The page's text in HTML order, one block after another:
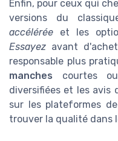
Enfin, pour ceux qui
versions du
accélérée et les
Essayez avant
responsable plus
manches courtes
diversifiées et les avis
sur les plateformes
trouver la qualité dans